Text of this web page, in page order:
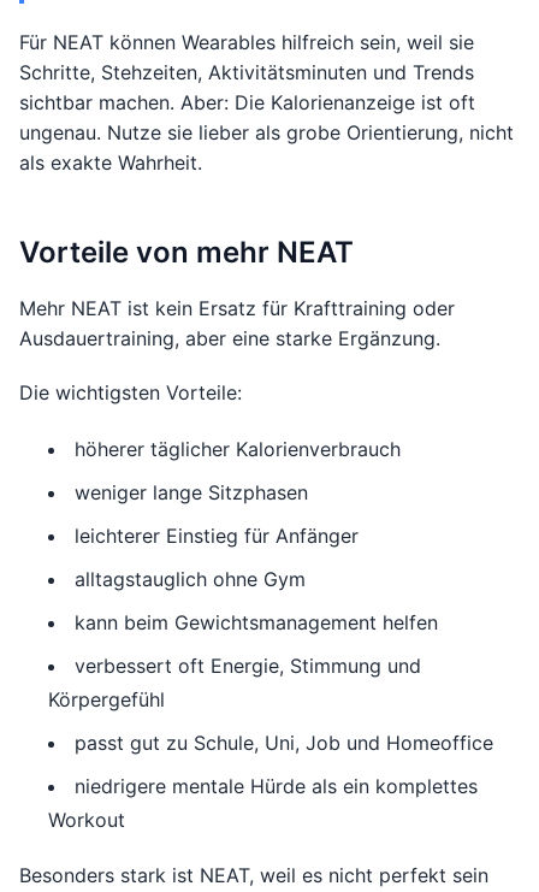
Für NEAT können Wearables hilfreich sein, weil sie
Schritte, Stehzeiten, Aktivitätsminuten und Trends
sichtbar machen. Aber: Die Kalorienanzeige ist oft
ungenau. Nutze sie lieber als grobe Orientierung, nicht
als exakte Wahrheit.
Vorteile von mehr NEAT
Mehr NEAT ist kein Ersatz für Krafttraining oder
Ausdauertraining, aber eine starke Ergänzung.
Die wichtigsten Vorteile:
höherer täglicher Kalorienverbrauch
weniger lange Sitzphasen
leichterer Einstieg für Anfänger
alltagstauglich ohne Gym
kann beim Gewichtsmanagement helfen
verbessert oft Energie, Stimmung und
Körpergefühl
passt gut zu Schule, Uni, Job und Homeoffice
niedrigere mentale Hürde als ein komplettes
Workout
Besonders stark ist NEAT, weil es nicht perfekt sein